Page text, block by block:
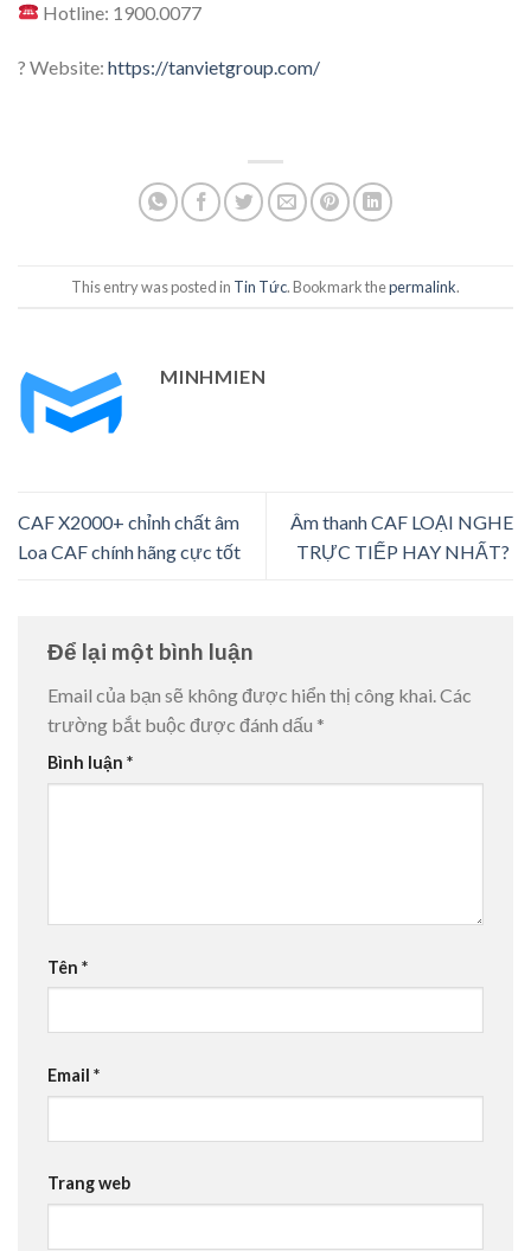
Hotline: 1900.0077
? Website: https://tanvietgroup.com/
This entry was posted in Tin Tức. Bookmark thepermalink.
MINHMIEN
CAF X2000+ chỉnh chất âm
Loa CAF chính hãng cực tốt
Âm thanh CAF LOẠI NGHE
TRỰC TIẾP HAY NHẤT? ️
Để lại một bình luận
Email của bạn sẽ không được hiển thị công khai.Các
trường bắt buộc được đánh dấu *
Bình luận *
Tên *
Email *
Trang web